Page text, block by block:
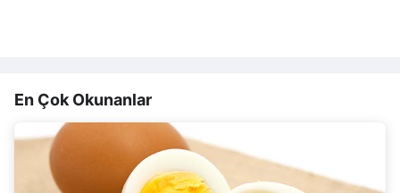
En Çok Okunanlar